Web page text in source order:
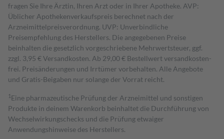
fragen Sie Ihre Ärztin, Ihren Arzt oder in Ihrer Apotheke. AVP:
Üblicher Apothekenverkaufspreis berechnet nach der
Arzneimittelpreisverordnung. UVP: Unverbindliche
Preisempfehlung des Herstellers. Die angegebenen Preise
beinhalten die gesetzlich vorgeschriebene Mehrwertsteuer, ggf.
zzgl. 3,95 € Versandkosten. Ab 29,00 € Bestell­wert versand­kosten­
frei. Preisänderungen und Irrtümer vorbehalten. Alle Angebote
und Gratis-Beigaben nur solange der Vorrat reicht.
1 Eine pharmazeutische Prüfung der Arzneimittel und sonstigen
Produkte in deinem Warenkorb beinhaltet die Durchführung von
Wechselwirkungschecks und die Prüfung etwaiger
Anwendungshinweise des Herstellers.